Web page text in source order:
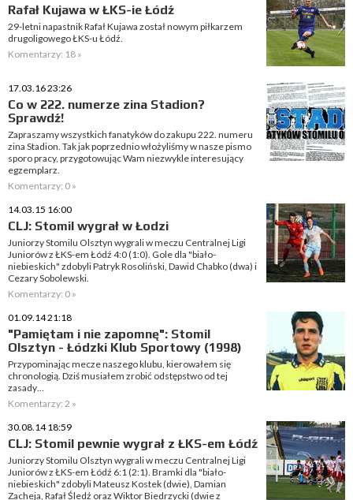
Rafał Kujawa w ŁKS-ie Łódź
29-letni napastnik Rafał Kujawa został nowym piłkarzem
drugoligowego ŁKS-u Łódź.
Komentarzy: 18 »
17.03.16 23:26
Co w 222. numerze zina Stadion?
Sprawdź!
Zapraszamy wszystkich fanatyków do zakupu 222. numeru
zina Stadion. Tak jak poprzednio włożyliśmy w nasze pismo
sporo pracy, przygotowując Wam niezwykle interesujący
egzemplarz.
Komentarzy: 0 »
14.03.15 16:00
CLJ: Stomil wygrał w Łodzi
Juniorzy Stomilu Olsztyn wygrali w meczu Centralnej Ligi
Juniorów z ŁKS-em Łódź 4:0 (1:0). Gole dla "biało-
niebieskich" zdobyli Patryk Rosoliński, Dawid Chabko (dwa) i
Cezary Sobolewski.
Komentarzy: 0 »
01.09.14 21:18
"Pamiętam i nie zapomnę": Stomil
Olsztyn - Łódzki Klub Sportowy (1998)
Przypominając mecze naszego klubu, kierowałem się
chronologią. Dziś musiałem zrobić odstępstwo od tej
zasady…
Komentarzy: 2 »
30.08.14 18:59
CLJ: Stomil pewnie wygrał z ŁKS-em Łódź
Juniorzy Stomilu Olsztyn wygrali w meczu Centralnej Ligi
Juniorów z ŁKS-em Łódź 6:1 (2:1). Bramki dla "biało-
niebieskich" zdobyli Mateusz Kostek (dwie), Damian
Zacheja, Rafał Śledź oraz Wiktor Biedrzycki (dwie z